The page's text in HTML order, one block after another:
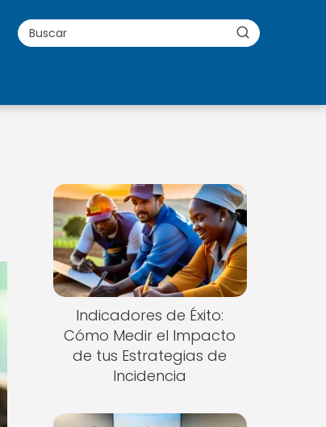
Indicadores de Éxito:
Cómo Medir el Impacto
de tus Estrategias de
Incidencia